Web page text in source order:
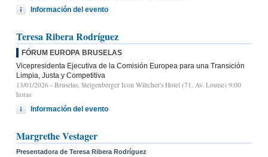
Información del evento
Teresa Ribera Rodríguez
FÓRUM EUROPA BRUSELAS
Vicepresidenta Ejecutiva de la Comisión Europea para una Transición
Limpia, Justa y Competitiva
13/01/2026 - Bruselas, Steigenberger Icon Wiltcher's Hotel (71, Av. Louise) 9:00
horas
Información del evento
Margrethe Vestager
Presentadora de Teresa Ribera Rodríguez